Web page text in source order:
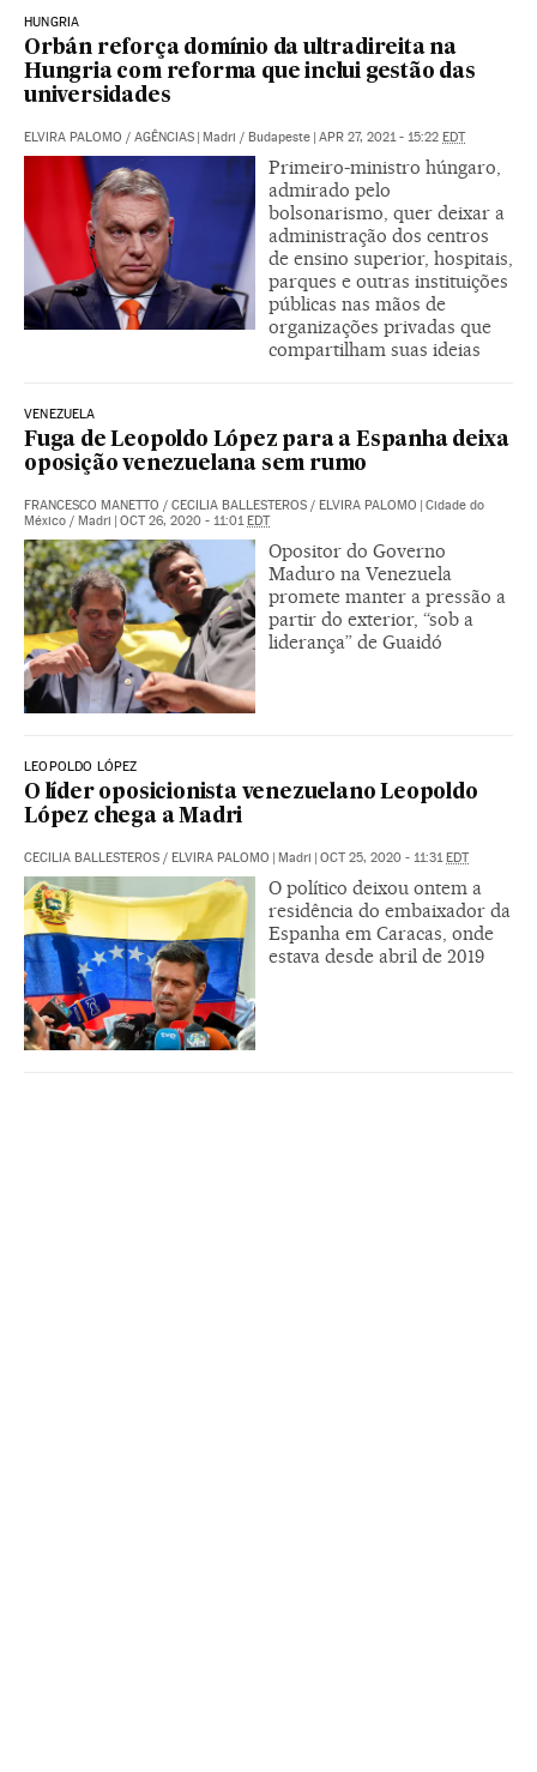
HUNGRIA
Orbán reforça domínio da ultradireita na
Hungria com reforma que inclui gestão das
universidades
ELVIRA PALOMO / AGÊNCIAS Madri / Budapeste APR 27, 2021 - 15:22 EDT
Primeiro-ministro húngaro,
admirado pelo
bolsonarismo, quer deixar a
administração dos centros
de ensino superior, hospitais,
parques e outras instituições
públicas nas mãos de
organizações privadas que
compartilham suas ideias
VENEZUELA
Fuga de Leopoldo López para a Espanha deixa
oposição venezuelana sem rumo
FRANCESCO MANETTO / CECILIA BALLESTEROS / ELVIRA PALOMO
Cidade do
México / Madri
OCT 26, 2020 - 11:01 EDT
Opositor do Governo
Maduro na Venezuela
promete manter a pressão a
partir do exterior, “sob a
liderança” de Guaidó
LEOPOLDO LÓPEZ
O líder oposicionista venezuelano Leopoldo
López chega a Madri
CECILIA BALLESTEROS / ELVIRA PALOMO Madri OCT 25, 2020 - 11:31 EDT
O político deixou ontem a
residência do embaixador da
Espanha em Caracas, onde
estava desde abril de 2019